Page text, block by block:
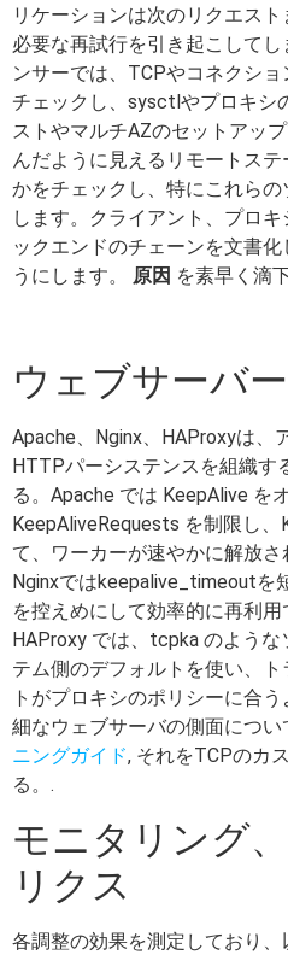
リケーションは次のリクエス
必要な再試行を引き起こして
ンサーでは、TCPやコネクシ
チェックし、sysctlやプロキシ
ストやマルチAZのセットアッ
んだように見えるリモートス
かをチェックし、特にこれら
します。クライアント、プロ
ックエンドのチェーンを文書
うにします。 原因 を素早く滴
ウェブサーバ
Apache、Nginx、HAProxyは、
HTTPパーシステンスを組織す
る。Apache では KeepAlive を
KeepAliveRequests を制限し
て、ワーカーが速やかに解放さ
Nginxではkeepalive_timeoutを
を控えめにして効率的に再利用
HAProxy では、tcpka のよう
テム側のデフォルトを使い、
トがプロキシのポリシーに合
細なウェブサーバの側面につい
ニングガイド, それをTCPのカ
る。.
モニタリング
リクス
各調整の効果を測定しており